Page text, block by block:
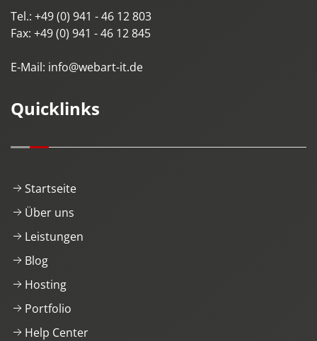
Tel.: +49 (0) 941 - 46 12 803
Fax: +49 (0) 941 - 46 12 845
E-Mail: info@webart-it.de
Quicklinks
Startseite
Über uns
Leistungen
Blog
Hosting
Portfolio
Help Center